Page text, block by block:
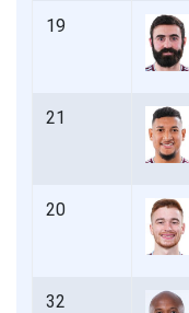
19
21
20
32